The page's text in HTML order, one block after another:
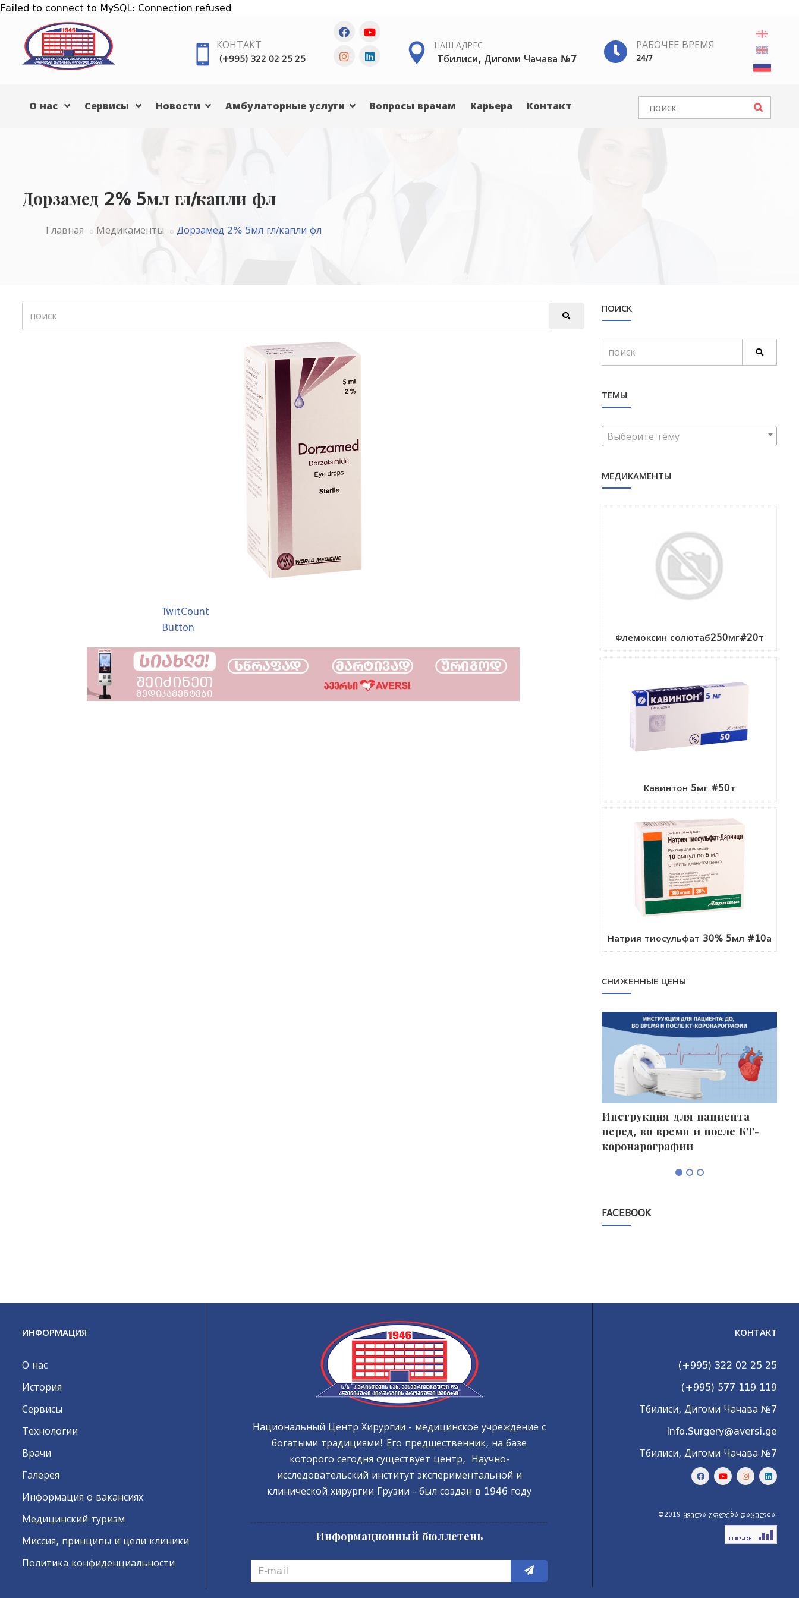
Failed to connect to MySQL: Connection refused
РАБОЧЕЕ ВРЕМЯ
24/7
НАШ АДРЕС
Тбилиси, Дигоми Чачава №7
КОНТАКТ
(+995) 322 02 25 25
О нас Сервисы Новости Амбулаторные услуги Вопросы врачам Карьера Контакт
Дорзамед 2% 5мл гл/капли фл
Главная Медикаменты Дорзамед 2% 5мл гл/капли фл
TwitCount
Button
ПОИСК
ТЕМЫ
Выберите тему
МЕДИКАМЕНТЫ
Флемоксин солютаб250мг#20т
Кавинтон 5мг #50т
Натрия тиосульфат 30% 5мл #10а
СНИЖЕННЫЕ ЦЕНЫ
Инструкция для пациента
перед, во время и после КТ-
коронарографии
FACEBOOK
ИНФОРМАЦИЯ
О нас
История
Сервисы
Технологии
Врачи
Галерея
Информация о вакансиях
Медицинский туризм
Миссия, принципы и цели клиники
Политика конфиденциальности
Национальный Центр Хирургии - медицинское учреждение с
богатыми традициями! Его предшественник, на базе
которого сегодня существует центр, Научно-
исследовательский институт экспериментальной и
клинической хирургии Грузии - был создан в 1946 году
Информационный бюллетень
КОНТАКТ
(+995) 322 02 25 25
(+995) 577 119 119
Тбилиси, Дигоми Чачава №7
Info.Surgery@aversi.ge
Тбилиси, Дигоми Чачава №7
©2019 ყველა უფლება დაცულია.